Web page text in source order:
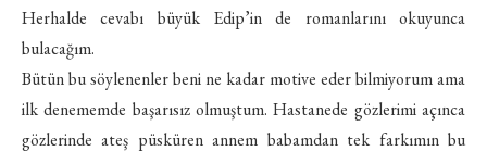
Herhalde cevabı büyük Edip’in de romanlarını okuyunca
bulacağım.
Bütün bu söylenenler beni ne kadar motive eder bilmiyorum ama
ilk denememde başarısız olmuştum. Hastanede gözlerimi açınca
gözlerinde ateş püsküren annem babamdan tek farkımın bu